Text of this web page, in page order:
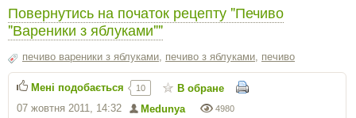
Повернутись на початок рецепту "Печиво
"Вареники з яблуками""
печиво вареники з яблуками печиво з яблуками печиво
4980
Medunya
07 жовтня 2011, 14:32
Мені подобається 10 В обране